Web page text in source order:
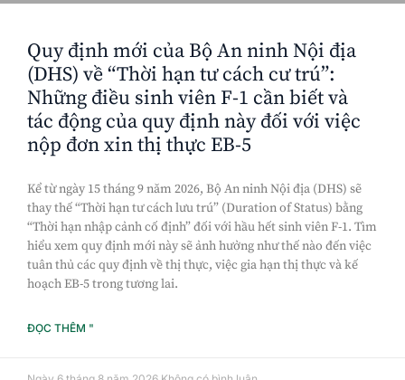
Quy định mới của Bộ An ninh Nội địa
(DHS) về “Thời hạn tư cách cư trú”:
Những điều sinh viên F-1 cần biết và
tác động của quy định này đối với việc
nộp đơn xin thị thực EB-5
Kể từ ngày 15 tháng 9 năm 2026, Bộ An ninh Nội địa (DHS) sẽ
thay thế “Thời hạn tư cách lưu trú” (Duration of Status) bằng
“Thời hạn nhập cảnh cố định” đối với hầu hết sinh viên F-1. Tìm
hiểu xem quy định mới này sẽ ảnh hưởng như thế nào đến việc
tuân thủ các quy định về thị thực, việc gia hạn thị thực và kế
hoạch EB-5 trong tương lai.
ĐỌC THÊM "